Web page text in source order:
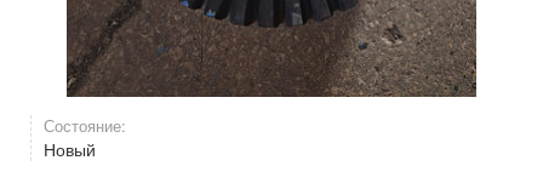
Состояние:
Новый